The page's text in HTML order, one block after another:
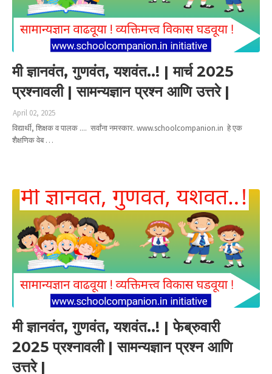
मी ज्ञानवंत, गुणवंत, यशवंत..! | मार्च 2025
प्रश्नावली | सामन्यज्ञान प्रश्न आणि उत्तरे |
April 02, 2025
विद्यार्थी, शिक्षक व पालक .... सर्वांना नमस्कार. www.schoolcompanion.in हे एक
शैक्षणिक वेब …
मी ज्ञानवंत, गुणवंत, यशवंत..! | फेब्रुवारी
2025 प्रश्नावली | सामन्यज्ञान प्रश्न आणि
उत्तरे |